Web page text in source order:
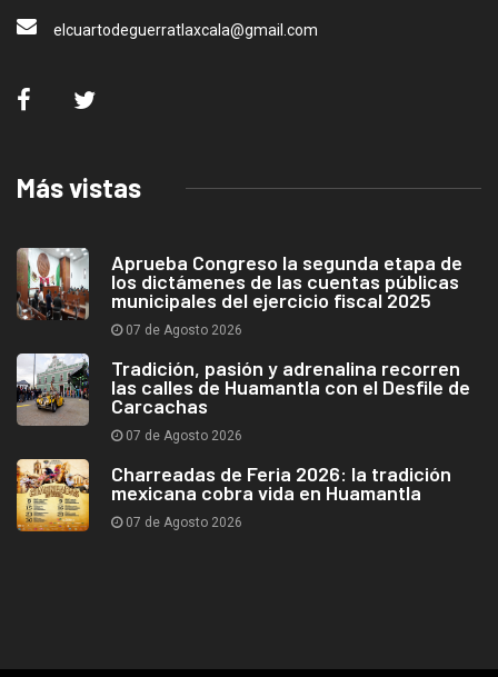
elcuartodeguerratlaxcala@gmail.com
Más vistas
Aprueba Congreso la segunda etapa de
los dictámenes de las cuentas públicas
municipales del ejercicio fiscal 2025
07 de Agosto 2026
Tradición, pasión y adrenalina recorren
las calles de Huamantla con el Desfile de
Carcachas
07 de Agosto 2026
Charreadas de Feria 2026: la tradición
mexicana cobra vida en Huamantla
07 de Agosto 2026